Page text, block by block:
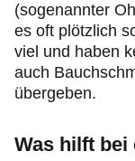
(sogenannter
es oft plötzlich
viel und haben
auch
übergeben.
Was hilft bei